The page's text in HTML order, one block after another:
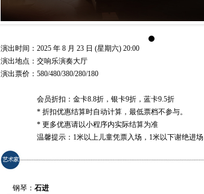
演出时间：2025 年 8 月 23 日 (星期六) 20:00
演出地点：交响乐演奏大厅
演出票价： 580/480/380/280/180
会员折扣：金卡8.8折，银卡9折，蓝卡9.5折
* 折扣优惠结算时自动计算，最低票档不参与。
* 更多优惠请以小程序内实际结算为准
温馨提示：1米以上儿童凭票入场，1米以下谢绝进场
钢琴： 石进